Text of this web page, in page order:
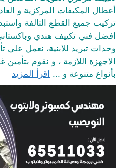
أعطال المكيفات المركزية و
تركيب جميع القطع التالفة
افضل فني تكييف هندي
وحدات تبريد للابنية، نعمل على
الاجهزة اللازمة ، و نقوم
بأنواع متنوعة و ... اقرأ المزيد